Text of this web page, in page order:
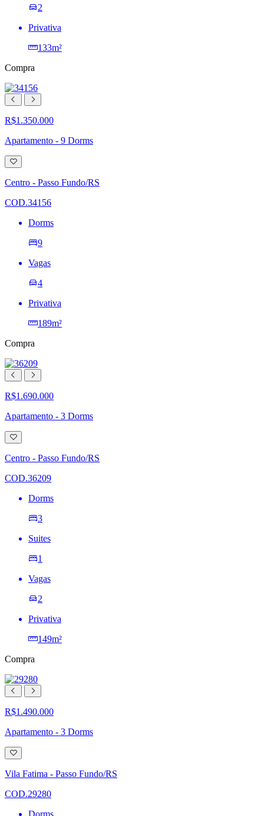
2
Privativa
133m²
Compra
R$1.350.000
Apartamento - 9 Dorms
Adicionar
à
lista
de
Centro - Passo Fundo/RS
COD.34156
Dorms
9
Vagas
4
Privativa
189m²
Compra
R$1.690.000
Apartamento - 3 Dorms
Adicionar
à
lista
de
Centro - Passo Fundo/RS
COD.36209
Dorms
3
Suites
1
Vagas
2
Privativa
149m²
Compra
R$1.490.000
Apartamento - 3 Dorms
Adicionar
à
lista
de
Vila Fatima - Passo Fundo/RS
COD.29280
Dorms